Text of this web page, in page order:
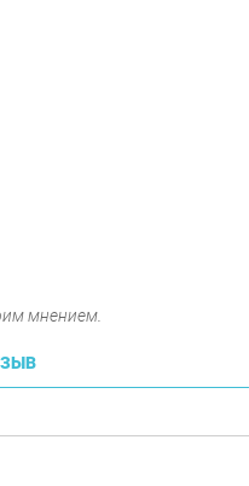
мнением.